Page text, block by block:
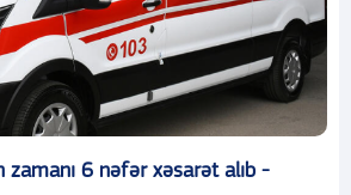
zamanı 6 nəfər xəsarət alıb -